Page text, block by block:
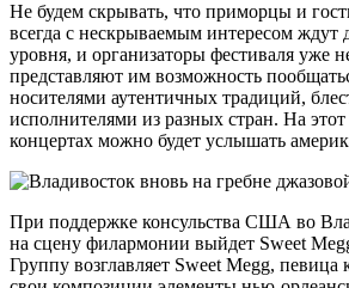
Не будем скрывать, что приморцы и
всегда с нескрываемым интересом ждут
уровня, и организаторы фестиваля уже
представляют им возможность
носителями аутентичных традиций,
исполнителями из разных стран. На этот
концертах можно будет услышать
При поддержке консульства США во
на сцену филармонии выйдет Sweet
Группу возглавляет Sweet Megg, певица